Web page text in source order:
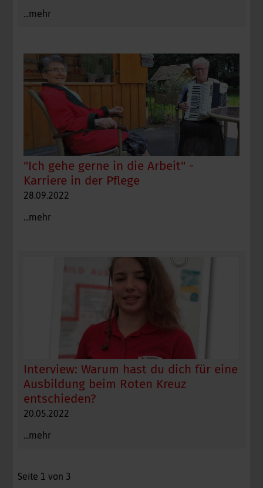
...mehr
"Ich gehe gerne in die Arbeit" -
Karriere in der Pflege
28.09.2022
...mehr
Interview: Warum hast du dich für eine
Ausbildung beim Roten Kreuz
entschieden?
20.05.2022
...mehr
Seite 1 von 3